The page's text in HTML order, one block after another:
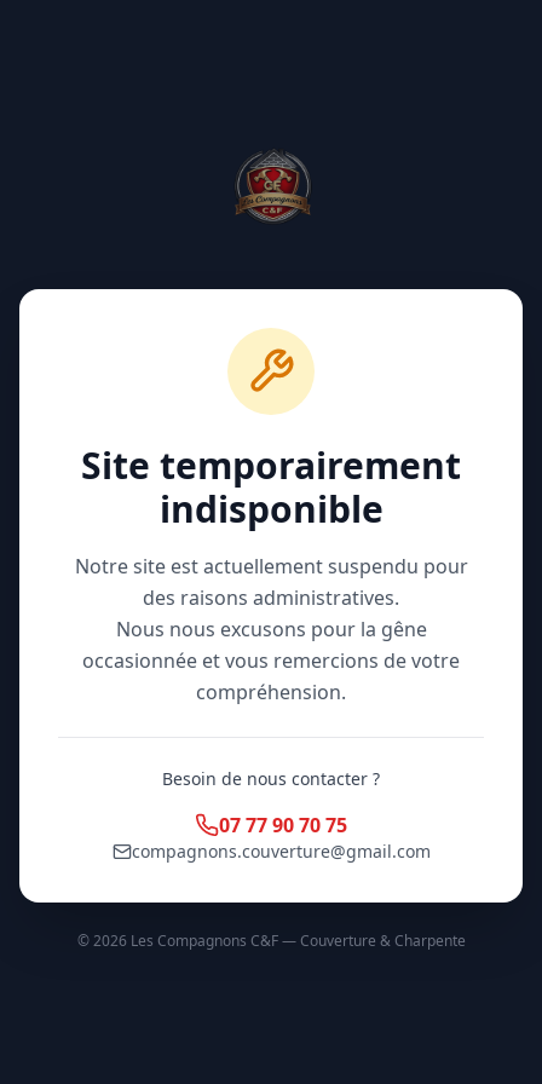
Site temporairement
indisponible
Notre site est actuellement suspendu pour
des raisons administratives.
Nous nous excusons pour la gêne
occasionnée et vous remercions de votre
compréhension.
Besoin de nous contacter ?
07 77 90 70 75
compagnons.couverture@gmail.com
©2026 Les Compagnons C&F — Couverture & Charpente